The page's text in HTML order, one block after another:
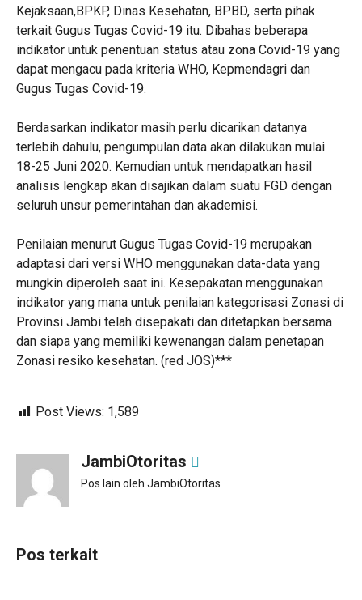
Kejaksaan,BPKP, Dinas Kesehatan, BPBD, serta pihak
terkait Gugus Tugas Covid-19 itu. Dibahas beberapa
indikator untuk penentuan status atau zona Covid-19 yang
dapat mengacu pada kriteria WHO, Kepmendagri dan
Gugus Tugas Covid-19.
Berdasarkan indikator masih perlu dicarikan datanya
terlebih dahulu, pengumpulan data akan dilakukan mulai
18-25 Juni 2020. Kemudian untuk mendapatkan hasil
analisis lengkap akan disajikan dalam suatu FGD dengan
seluruh unsur pemerintahan dan akademisi.
Penilaian menurut Gugus Tugas Covid-19 merupakan
adaptasi dari versi WHO menggunakan data-data yang
mungkin diperoleh saat ini. Kesepakatan menggunakan
indikator yang mana untuk penilaian kategorisasi Zonasi di
Provinsi Jambi telah disepakati dan ditetapkan bersama
dan siapa yang memiliki kewenangan dalam penetapan
Zonasi resiko kesehatan. (red JOS)***
Post Views: 1,589
JambiOtoritas
Pos lain oleh JambiOtoritas
Pos terkait